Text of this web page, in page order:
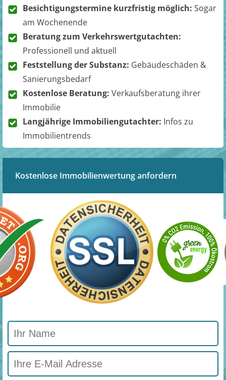
Besichtigungstermine kurzfristig möglich: Sogar
am Wochenende
Beratung zum Verkehrswertgutachten:
Professionell und aktuell
Feststellung der Substanz: Gebäudeschäden &
Sanierungsbedarf
Kostenlose Beratung: Verkaufsberatung ihrer
Immobilie
Langjährige Immobiliengutachter: Infos zu
Immobilientrends
Kostenlose Immobilienwertung anfordern